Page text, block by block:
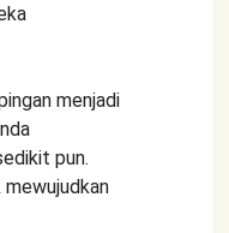
menjadi
pun.